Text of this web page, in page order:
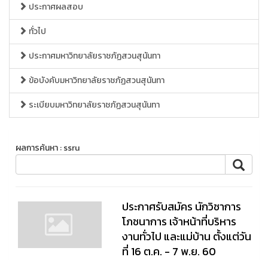
ประกาศผลสอบ
ทั่วไป
ประกาศมหาวิทยาลัยราชภัฏสวนสุนันทา
ข้อบังคับมหาวิทยาลัยราชภัฏสวนสุนันทา
ระเบียบมหาวิทยาลัยราชภัฏสวนสุนันทา
ผลการค้นหา : ssru
ประกาศรับสมัคร นักวิชาการ
โภชนาการ เจ้าหน้าที่บริหาร
งานทั่วไป และแม่บ้าน ตั้งแต่วัน
ที่ 16 ต.ค. - 7 พ.ย. 60